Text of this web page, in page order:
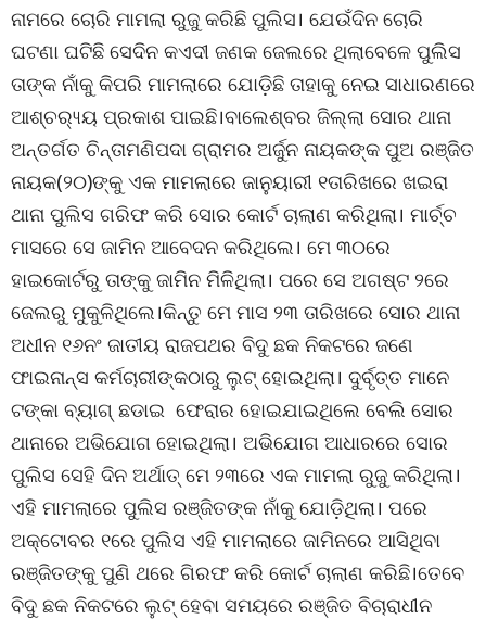
ନାମରେ ଚୋରି ମାମଲା ରୁଜୁ କରିଛି ପୁଲିସ। ଯେଉଁଦିନ ଚୋରି
ଘଟଣା ଘଟିଛି ସେଦିନ କଏଦୀ ଜଣକ ଜେଲରେ ଥିଲାବେଳେ ପୁଲିସ
ତାଙ୍କ ନାଁକୁ କିପରି ମାମଲାରେ ଯୋଡ଼ିଛି ତାହାକୁ ନେଇ ସାଧାରଣରେ
ଆଶ୍ଚର‌୍ୟ୍ୟ ପ୍ରକାଶ ପାଇଛି।ବାଲେଶ୍ବର ଜିଲ୍ଲା ସୋର ଥାନା
ଅନ୍ତର୍ଗତ ଚିନ୍ତାମଣିପଦା ଗ୍ରାମର ଅର୍ଜୁନ ନାୟକଙ୍କ ପୁଅ ରଞ୍ଜିତ
ନାୟକ(୨୦)ଙ୍କୁ ଏକ ମାମଲାରେ ଜାନୁୟାରୀ ୧ତାରିଖରେ ଖଇରା
ଥାନା ପୁଲିସ ଗରିଫ କରି ସୋର କୋର୍ଟ ଚାଲାଣ କରିଥିଲା। ମାର୍ଚ୍ଚ
ମାସରେ ସେ ଜାମିନ ଆବେଦନ କରିଥିଲେ। ମେ ୩୦ରେ
ହାଇକୋର୍ଟରୁ ତାଙ୍କୁ ଜାମିନ ମିଳିଥିଲା। ପରେ ସେ ଅଗଷ୍ଟ ୨ରେ
ଜେଲରୁ ମୁକୁଳିଥିଲେ।କିନ୍ତୁ ମେ ମାସ ୨୩ ତାରିଖରେ ସୋର ଥାନା
ଅଧୀନ ୧୬ନଂ ଜାତୀୟ ରାଜପଥର ବିଦୁ ଛକ ନିକଟରେ ଜଣେ
ଫାଇନାନ୍ସ କର୍ମଚାରୀଙ୍କଠାରୁ ଲୁଟ୍ ହୋଇଥିଲା। ଦୁର୍ବୃତ୍ତ ମାନେ
ଟଙ୍କା ବ୍ୟାଗ୍ ଛଡାଇ ଫେରାର ହୋଇଯାଇଥିଲେ ବେଲି ସୋର
ଥାନାରେ ଅଭିଯୋଗ ହୋଇଥିଲା। ଅଭିଯୋଗ ଆଧାରରେ ସୋର
ପୁଲିସ ସେହି ଦିନ ଅର୍ଥାତ୍ ମେ ୨୩ରେ ଏକ ମାମଲା ରୁଜୁ କରିଥିଲା।
ଏହି ମାମଲାରେ ପୁଲିସ ରଞ୍ଜିତଙ୍କ ନାଁକୁ ଯୋଡ଼ିଥିଲା। ପରେ
ଅକ୍ଟୋବର ୧ରେ ପୁଲିସ ଏହି ମାମଲାରେ ଜାମିନରେ ଆସିଥିବା
ରଞ୍ଜିତଙ୍କୁ ପୁଣି ଥରେ ଗିରଫ କରି କୋର୍ଟ ଚାଲାଣ କରିଛି।ତେବେ
ବିଦୁ ଛକ ନିକଟରେ ଲୁଟ୍ ହେବା ସମୟରେ ରଞ୍ଜିତ ବିଚାରାଧୀନ